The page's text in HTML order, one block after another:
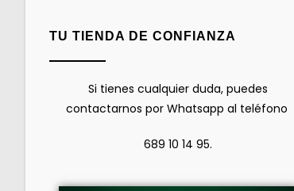
TU TIENDA DE CONFIANZA
Si tienes cualquier duda, puedes
contactarnos por Whatsapp al teléfono
689 10 14 95.